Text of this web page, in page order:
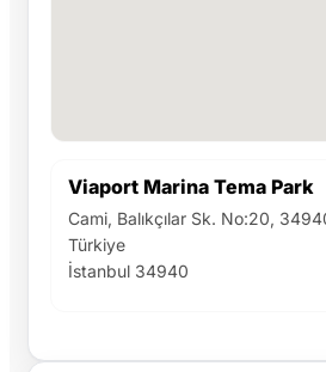
Viaport Marina Tema Park
Cami, Balıkçılar Sk. No:20,
Türkiye
İstanbul 34940